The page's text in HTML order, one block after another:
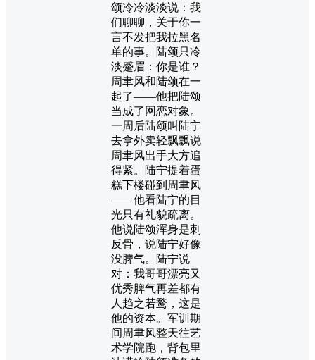
颂冷冷淡淡说：我
们聊聊，关于你一
言不发把我拉黑名
单的事。陆颂只冷
淡蹙眉：你是谁？
周聿风和陆颂在一
起了——他把陆颂
当成了网恋对象。
一周后陆颂叫陆宁
去拿外卖轻飘飘说
周聿风出手大方追
得紧。陆宁提着蛋
糕下楼碰到周聿风
——他看陆宁的目
光只有礼貌疏离。
他说陆颂浑身是刺
反骨，说陆宁好像
没脾气。陆宁说
对：我哥哥漂亮又
优秀脾气再差都有
人趋之若鹜，这是
他的资本。军训期
间周聿风整天往艺
术学院跑，背包里